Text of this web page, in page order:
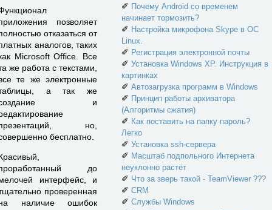
позволяет
отказаться от
аналогов, таких
Microsoft Office. Все
же работа с текстами,
те же электронные
а так же
и
но,
бесплатно.
до
интерфейс, и
проверенная
наличие ошибок
✐ Почему Android со временем
начинает тормозить?
✐ Настройка микрофона Skype в ОС
Linux.
✐ Регистрация электронной почты
✐ Установка Windows XP. Инструкция в
картинках
✐ Автозагрузка программ в Windows
✐ Принцип работы архиватора
(Алгоритмы сжатия)
✐ Как поставить на папку пароль?
Легко
✐ Установка ssh-сервера
✐ Масштаб подпольного Интернета
неуклонно растёт
✐ Что за зверь такой - TeamViewer ???
✐ CRM
✐ Службы Windows